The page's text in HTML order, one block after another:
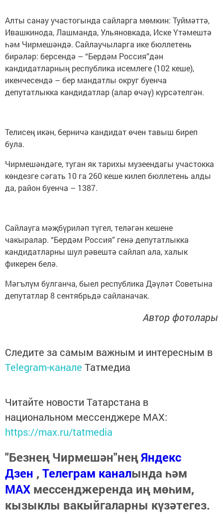
Алты санау участогында сайларга мөмкин: Туймәттә,
Ивашкинода, Лашманда, Ульяновкада, Иске Үтәмештә
һәм Чирмешәндә. Сайлаучыларга ике бюллетень
бирәләр: берсендә – “Бердәм Россия”дән
кандидатларның республика исемлеге (102 кеше),
икенчесендә – бер мандатлы округ буенча
депутатлыкка кандидатлар (алар өчәү) күрсәтелгән.
Телисең икән, берничә кандидат өчен тавыш биреп
була.
Чирмешәндәге, туган як тарихы музеендагы участокка
көндезге сәгать 10 га 260 кеше килеп бюллетень алды
да, район буенча – 1387.
Сайлауга мәҗбүриләп түгел, теләгән кешене
чакыралар. “Бердәм Россия” генә депутатлыкка
кандидатларны шул рәвештә сайлап ала, халык
фикерен белә.
Мәгълүм булганча, быел республика Дәүләт Советына
депутатлар 8 сентябрьдә сайланачак.
Автор фотолары
Следите за самым важным и интересным в
Telegram-канале Татмедиа
Читайте новости Татарстана в
национальном мессенджере MАХ:
https://max.ru/tatmedia
"Безнең Чирмешән"неңЯндекс
Дзен , Телеграм каналында һәм
МАХ мессенджеренда иң мөһим,
кызыклы вакыйгаларны күзәтегез.